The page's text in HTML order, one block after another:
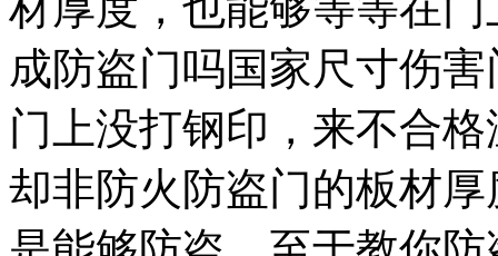
成防盗门吗国家尺寸伤
门上没打钢印，来不合
却非防火防盗门的板材